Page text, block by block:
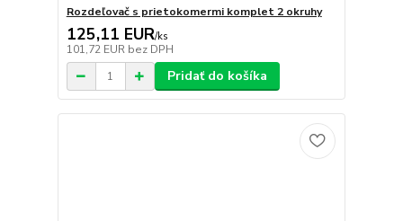
Rozdeľovač s prietokomermi komplet 2 okruhy
125,11 EUR/ks
101,72 EUR bez DPH
Pridať do košíka